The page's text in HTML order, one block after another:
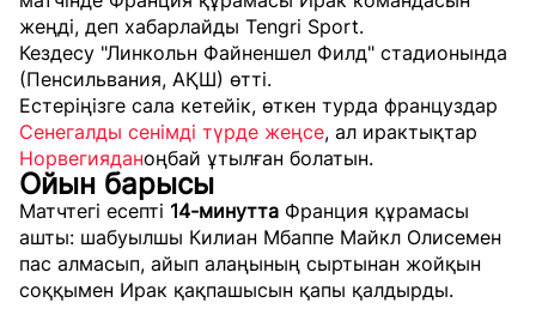
жеңді, деп хабарлайды Tengri Sport.
Кездесу "Линкольн Файненшел Филд" стадионында
(Пенсильвания, АҚШ) өтті.
Естеріңізге сала кетейік, өткен турда француздар
Сенегалды сенімді түрде жеңсе, ал ирактықтар
Норвегияданоңбай ұтылған болатын.
Ойын барысы
Матчтегі есепті 14-минутта Франция құрамасы
ашты: шабуылшы Килиан Мбаппе Майкл Олисемен
пас алмасып, айып алаңының сыртынан жойқын
соққымен Ирак қақпашысын қапы қалдырды.